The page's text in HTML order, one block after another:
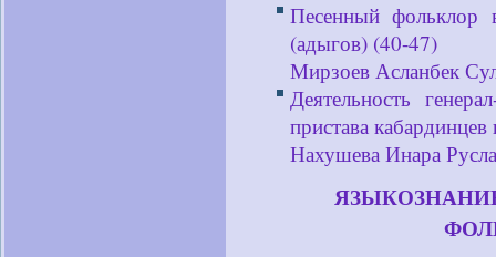
Песенный фольклор
(адыгов) (40-47)
Мирзоев Асланбек
Деятельность
пристава
Нахушева Инара